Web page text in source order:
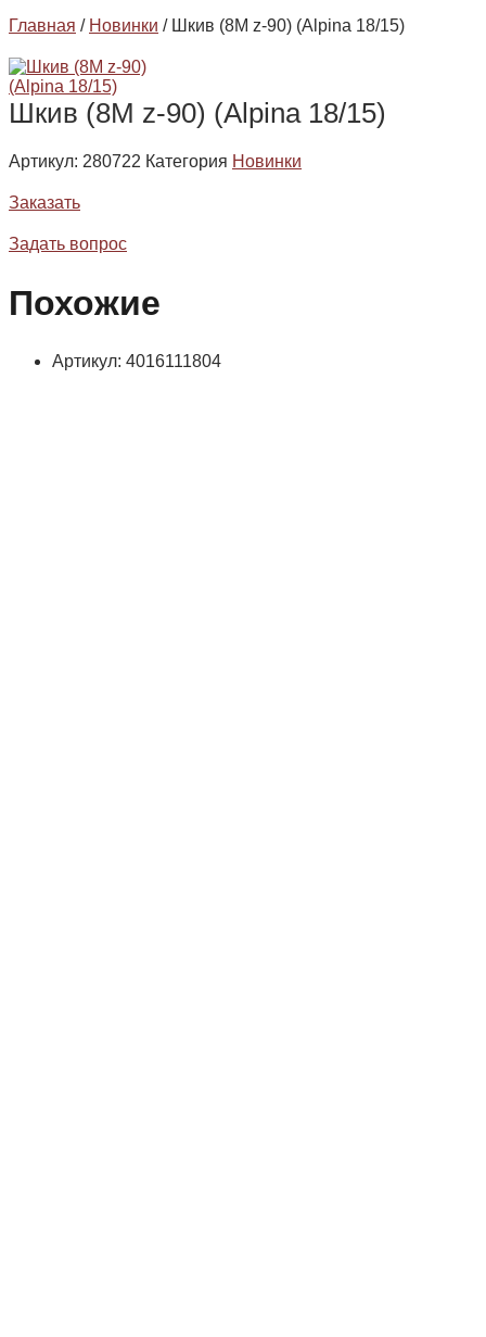
Главная / Новинки / Шкив (8M z-90) (Alpina 18/15)
Шкив (8M z-90) (Alpina 18/15)
Артикул: 280722 Категория Новинки
Заказать
Задать вопрос
Похожие
Артикул: 4016111804